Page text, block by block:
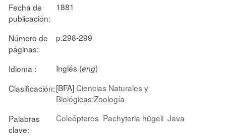
Fecha de
publicación:
1881
Número de
páginas:
p.298-299
Idioma : Inglés (eng)
Clasificación:[BFA]Ciencias Naturales y
Biológicas:Zoología
Palabras
clave:
Coleópteros Pachyteria hügeli Java